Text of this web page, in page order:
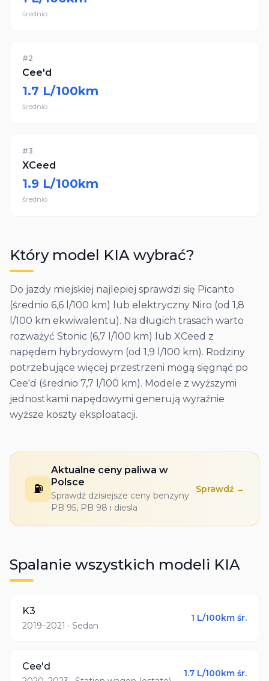
średnio
#2
Cee'd
1.7 L/100km
średnio
#3
XCeed
1.9 L/100km
średnio
Który model KIA wybrać?
Do jazdy miejskiej najlepiej sprawdzi się Picanto
(średnio 6,6 l/100 km) lub elektryczny Niro (od 1,8
l/100 km ekwiwalentu). Na długich trasach warto
rozważyć Stonic (6,7 l/100 km) lub XCeed z
napędem hybrydowym (od 1,9 l/100 km). Rodziny
potrzebujące więcej przestrzeni mogą sięgnąć po
Cee'd (średnio 7,7 l/100 km). Modele z wyższymi
jednostkami napędowymi generują wyraźnie
wyższe koszty eksploatacji.
⛽
Aktualne ceny paliwa w
Polsce
Sprawdź dzisiejsze ceny benzyny
PB 95, PB 98 i diesla
Sprawdź →
Spalanie wszystkich modeli KIA
K3
2019–2021 · Sedan
1 L/100km śr.
Cee'd
1.7 L/100km śr.